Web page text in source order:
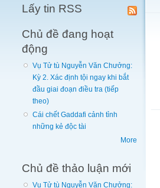
Lấy tin RSS
Chủ đề đang hoạt
động
Vụ Tử tù Nguyễn Văn Chưởng:
Kỳ 2. Xác định tội ngay khi bắt
đầu giai đoạn điều tra (tiếp
theo)
Cái chết Gaddafi cảnh tỉnh
những kẻ độc tài
More
Chủ đề thảo luận mới
Vụ Tử tù Nguyễn Văn Chưởng: